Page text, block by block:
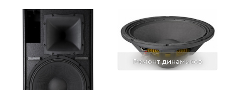
Ремонт динамиков